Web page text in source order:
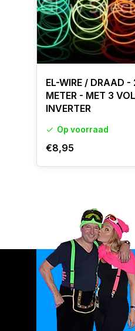
EL-WIRE / DRAAD -
METER - MET 3
INVERTER
Op voorraad
€8,95